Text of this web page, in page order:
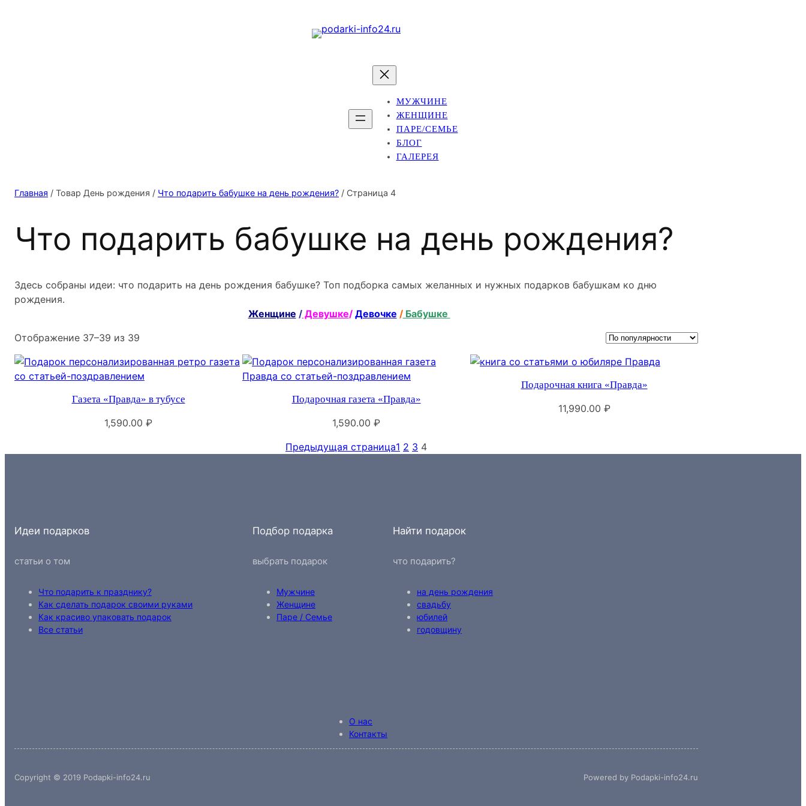
МУЖЧИНЕ
ЖЕНЩИНЕ
ПАРЕ/СЕМЬЕ
БЛОГ
ГАЛЕРЕЯ
Главная / Товар День рождения / Что подарить бабушке на день рождения? / Страница 4
Что подарить бабушке на день рождения?
Здесь собраны идеи: что подарить на день рождения бабушке? Топ подборка самых желанных и нужных подарков бабушкам ко дню
рождения.
Женщине /Девушке/ Девочке /Бабушке
Отображение 37–39 из 39
популярности
Газета «Правда» в тубусе
1,590.00 ₽
Подарочная газета «Правда»
1,590.00 ₽
Подарочная книга «Правда»
11,990.00 ₽
Предыдущая страница1 2 3 4
Идеи подарков
статьи о том
Что подарить к празднику?
Как сделать подарок своими руками
Как красиво упаковать подарок
Все статьи
Подбор подарка
выбрать подарок
Мужчине
Женщине
Паре / Семье
Найти подарок
что подарить?
на день рождения
свадьбу
юбилей
годовщину
О нас
Контакты
Copyright © 2019 Podapki-info24.ru Powered by Podapki-info24.ru